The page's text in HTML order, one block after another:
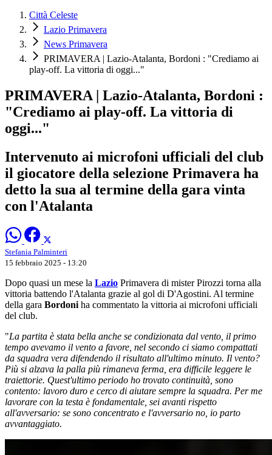
Città Celeste
Lazio Primavera
News Primavera
PRIMAVERA | Lazio-Atalanta, Bordoni : "Crediamo ai
play-off. La vittoria di oggi..."
PRIMAVERA | Lazio-Atalanta, Bordoni :
"Crediamo ai play-off. La vittoria di
oggi..."
Intervenuto ai microfoni ufficiali del club
il giocatore della selezione Primavera ha
detto la sua al termine della gara vinta
con l'Atalanta
Stefania Palminteri
15 febbraio 2025 - 13:20
Dopo quasi un mese la Lazio Primavera di mister Pirozzi torna alla
vittoria battendo l'Atalanta grazie al gol di D'Agostini. Al termine
della gara Bordoni ha commentato la vittoria ai microfoni ufficiali
del club.
"La partita è stata bella anche se condizionata dal vento, il primo
tempo avevamo il vento a favore, nel secondo ci siamo compattati
da squadra vera difendendo il risultato all'ultimo minuto. Il vento?
Più si alzava la palla più rimaneva ferma, era difficile leggere le
traiettorie. Quest'ultimo periodo ho trovato continuità, sono
contento: lavoro duro e cerco di aiutare sempre la squadra. Per me
lavorare con la testa è fondamentale, sei avanti rispetto
all'avversario: se sono concentrato e l'avversario no, io parto
avvantaggiato.